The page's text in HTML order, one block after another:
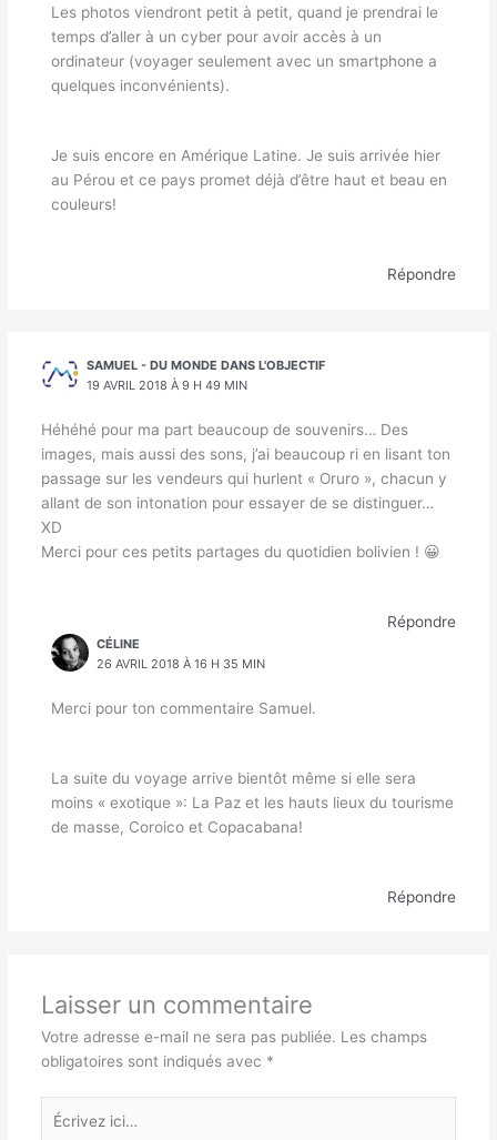
Les photos viendront petit à petit, quand je prendrai le
temps d’aller à un cyber pour avoir accès à un
ordinateur (voyager seulement avec un smartphone a
quelques inconvénients).
Je suis encore en Amérique Latine. Je suis arrivée hier
au Pérou et ce pays promet déjà d’être haut et beau en
couleurs!
Répondre
SAMUEL - DU MONDE DANS L'OBJECTIF
19 AVRIL 2018 À 9 H 49 MIN
Héhéhé pour ma part beaucoup de souvenirs… Des
images, mais aussi des sons, j’ai beaucoup ri en lisant ton
passage sur les vendeurs qui hurlent « Oruro », chacun y
allant de son intonation pour essayer de se distinguer…
XD
Merci pour ces petits partages du quotidien bolivien ! 😀
Répondre
CÉLINE
26 AVRIL 2018 À 16 H 35 MIN
Merci pour ton commentaire Samuel.
La suite du voyage arrive bientôt même si elle sera
moins « exotique »: La Paz et les hauts lieux du tourisme
de masse, Coroico et Copacabana!
Répondre
Laisser un commentaire
Votre adresse e-mail ne sera pas publiée. Les champs
obligatoires sont indiqués avec *
Écrivez
ici…